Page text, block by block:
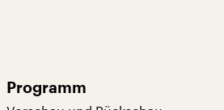
Programm